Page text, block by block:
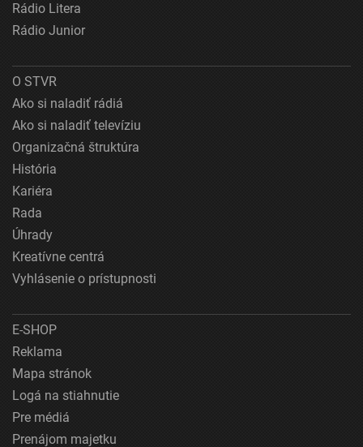
Rádio Litera
Rádio Junior
O STVR
Ako si naladiť rádiá
Ako si naladiť televíziu
Organizačná štruktúra
História
Kariéra
Rada
Úhrady
Kreatívne centrá
Vyhlásenie o prístupnosti
E-SHOP
Reklama
Mapa stránok
Logá na stiahnutie
Pre médiá
Prenájom majetku